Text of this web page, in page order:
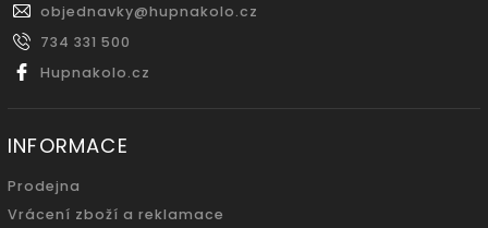
objednavky@hupnakolo.cz
734 331 500
Hupnakolo.cz
INFORMACE
Prodejna
Vrácení zboží a reklamace